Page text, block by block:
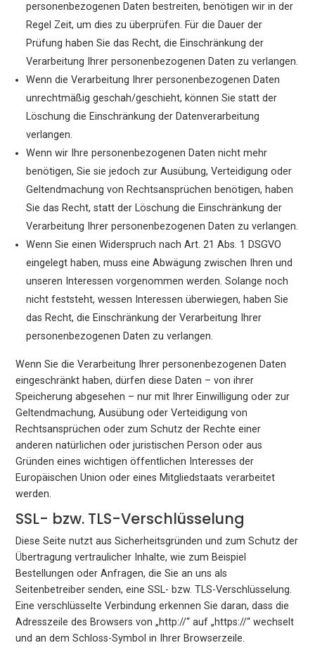
personenbezogenen Daten bestreiten, benötigen wir in der
Regel Zeit, um dies zu überprüfen. Für die Dauer der
Prüfung haben Sie das Recht, die Einschränkung der
Verarbeitung Ihrer personenbezogenen Daten zu verlangen.
Wenn die Verarbeitung Ihrer personenbezogenen Daten
unrechtmäßig geschah/geschieht, können Sie statt der
Löschung die Einschränkung der Datenverarbeitung
verlangen.
Wenn wir Ihre personenbezogenen Daten nicht mehr
benötigen, Sie sie jedoch zur Ausübung, Verteidigung oder
Geltendmachung von Rechtsansprüchen benötigen, haben
Sie das Recht, statt der Löschung die Einschränkung der
Verarbeitung Ihrer personenbezogenen Daten zu verlangen.
Wenn Sie einen Widerspruch nach Art. 21 Abs. 1 DSGVO
eingelegt haben, muss eine Abwägung zwischen Ihren und
unseren Interessen vorgenommen werden. Solange noch
nicht feststeht, wessen Interessen überwiegen, haben Sie
das Recht, die Einschränkung der Verarbeitung Ihrer
personenbezogenen Daten zu verlangen.
Wenn Sie die Verarbeitung Ihrer personenbezogenen Daten
eingeschränkt haben, dürfen diese Daten – von ihrer
Speicherung abgesehen – nur mit Ihrer Einwilligung oder zur
Geltendmachung, Ausübung oder Verteidigung von
Rechtsansprüchen oder zum Schutz der Rechte einer
anderen natürlichen oder juristischen Person oder aus
Gründen eines wichtigen öffentlichen Interesses der
Europäischen Union oder eines Mitgliedstaats verarbeitet
werden.
SSL- bzw. TLS-Verschlüsselung
Diese Seite nutzt aus Sicherheitsgründen und zum Schutz der
Übertragung vertraulicher Inhalte, wie zum Beispiel
Bestellungen oder Anfragen, die Sie an uns als
Seitenbetreiber senden, eine SSL- bzw. TLS-Verschlüsselung.
Eine verschlüsselte Verbindung erkennen Sie daran, dass die
Adresszeile des Browsers von „http://“ auf „https://“ wechselt
und an dem Schloss-Symbol in Ihrer Browserzeile.